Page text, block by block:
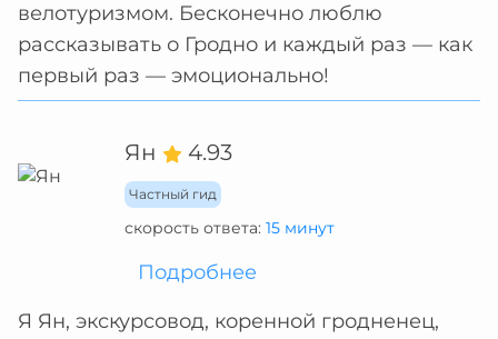
велотуризмом. Бесконечно люблю
рассказывать о Гродно и каждый раз — как
первый раз — эмоционально!
Ян 4.93
Частный гид
скорость ответа: 15 минут
Подробнее
Я Ян, экскурсовод, коренной гродненец,